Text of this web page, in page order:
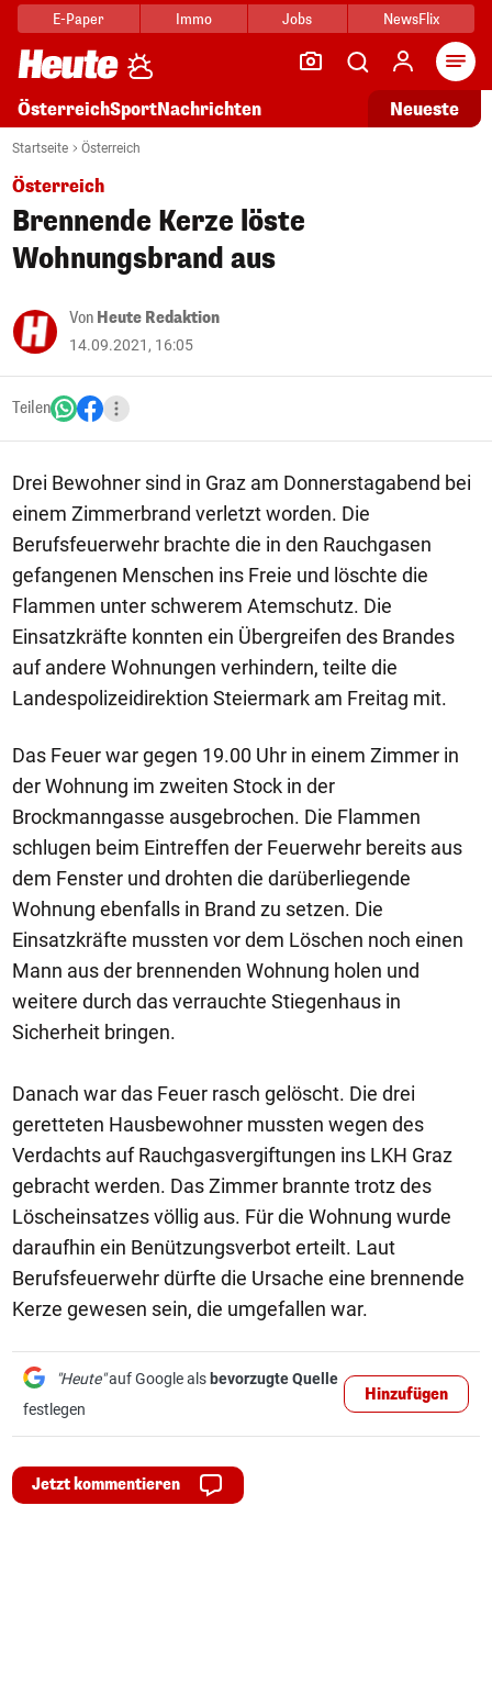
E-Paper Immo Jobs NewsFlix
ÖsterreichSportNachrichten Neueste
Startseite Österreich
Österreich
Brennende Kerze löste
Wohnungsbrand aus
Von Heute Redaktion
14.09.2021, 16:05
Teilen
Drei Bewohner sind in Graz am Donnerstagabend bei
einem Zimmerbrand verletzt worden. Die
Berufsfeuerwehr brachte die in den Rauchgasen
gefangenen Menschen ins Freie und löschte die
Flammen unter schwerem Atemschutz. Die
Einsatzkräfte konnten ein Übergreifen des Brandes
auf andere Wohnungen verhindern, teilte die
Landespolizeidirektion Steiermark am Freitag mit.
Das Feuer war gegen 19.00 Uhr in einem Zimmer in
der Wohnung im zweiten Stock in der
Brockmanngasse ausgebrochen. Die Flammen
schlugen beim Eintreffen der Feuerwehr bereits aus
dem Fenster und drohten die darüberliegende
Wohnung ebenfalls in Brand zu setzen. Die
Einsatzkräfte mussten vor dem Löschen noch einen
Mann aus der brennenden Wohnung holen und
weitere durch das verrauchte Stiegenhaus in
Sicherheit bringen.
Danach war das Feuer rasch gelöscht. Die drei
geretteten Hausbewohner mussten wegen des
Verdachts auf Rauchgasvergiftungen ins LKH Graz
gebracht werden. Das Zimmer brannte trotz des
Löscheinsatzes völlig aus. Für die Wohnung wurde
daraufhin ein Benützungsverbot erteilt. Laut
Berufsfeuerwehr dürfte die Ursache eine brennende
Kerze gewesen sein, die umgefallen war.
"Heute"auf Google als bevorzugte Quelle
festlegen
Hinzufügen
Jetzt kommentieren